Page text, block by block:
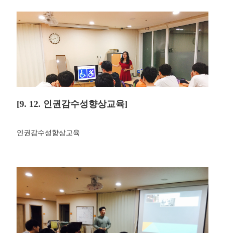
[9. 12. 인권감수성향상교육]
인권감수성향상교육